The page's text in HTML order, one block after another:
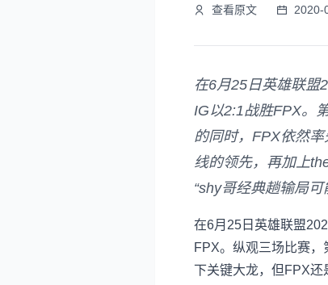
查看原文 2020-
在6月25日英雄联盟
IG以2:1战胜FPX。
的同时，FPX依然
线的领先，再加上
“shy哥经典趟输局可
在6月25日英雄联盟
FPX。纵观三场比赛
下关键大龙，但FPX还